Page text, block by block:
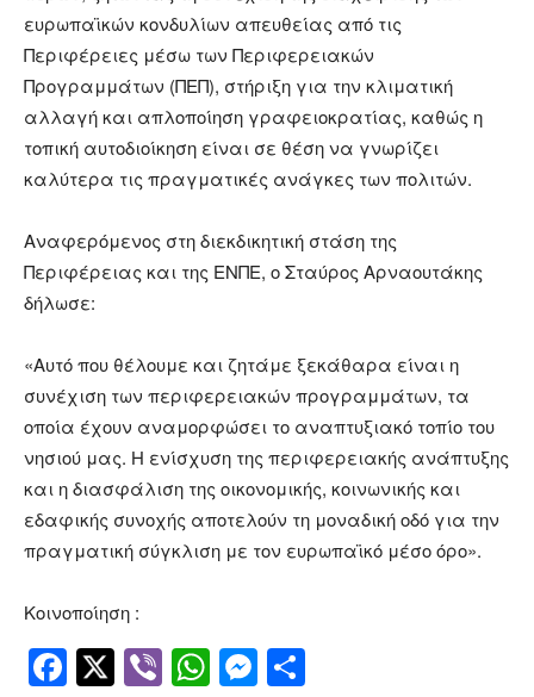
ευρωπαϊκών κονδυλίων απευθείας από τις
Περιφέρειες μέσω των Περιφερειακών
Προγραμμάτων (ΠΕΠ), στήριξη για την κλιματική
αλλαγή και απλοποίηση γραφειοκρατίας, καθώς η
τοπική αυτοδιοίκηση είναι σε θέση να γνωρίζει
καλύτερα τις πραγματικές ανάγκες των πολιτών.
Αναφερόμενος στη διεκδικητική στάση της
Περιφέρειας και της ΕΝΠΕ, ο Σταύρος Αρναουτάκης
δήλωσε:
«Αυτό που θέλουμε και ζητάμε ξεκάθαρα είναι η
συνέχιση των περιφερειακών προγραμμάτων, τα
οποία έχουν αναμορφώσει το αναπτυξιακό τοπίο του
νησιού μας. Η ενίσχυση της περιφερειακής ανάπτυξης
και η διασφάλιση της οικονομικής, κοινωνικής και
εδαφικής συνοχής αποτελούν τη μοναδική οδό για την
πραγματική σύγκλιση με τον ευρωπαϊκό μέσο όρο».
Κοινοποίηση :
Facebook
Twitter
ViberWhatsApp
Messenger